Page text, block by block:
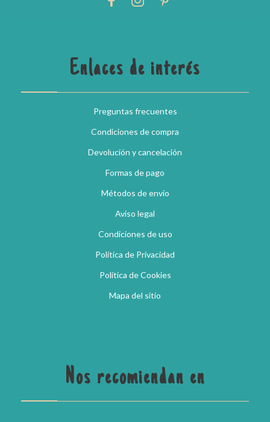
Enlaces de interés
Preguntas frecuentes
Condiciones de compra
Devolución y cancelación
Formas de pago
Métodos de envío
Aviso legal
Condiciones de uso
Política de Privacidad
Política de Cookies
Mapa del sitio
Nos recomiendan en